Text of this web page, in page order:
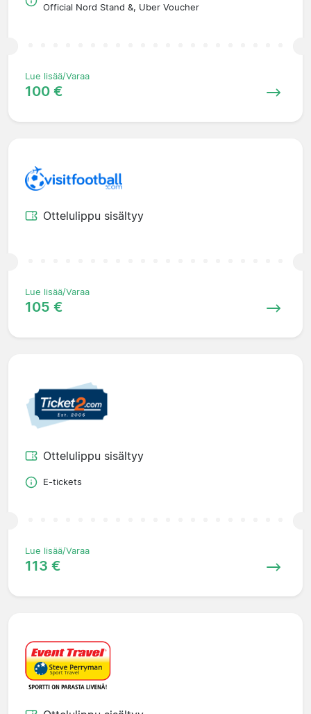
Official Nord Stand &, Uber Voucher
Lue lisää/Varaa
100 €
Ottelulippu sisältyy
Lue lisää/Varaa
105 €
Ottelulippu sisältyy
E-tickets
Lue lisää/Varaa
113 €